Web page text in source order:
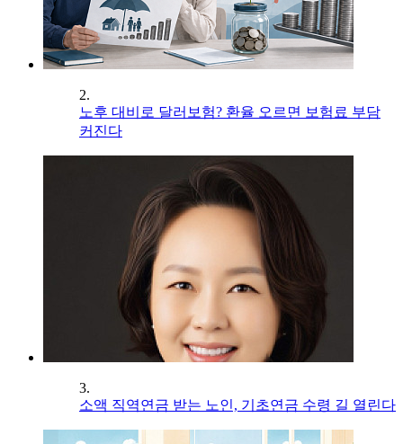
2.
노후 대비로 달러보험? 환율 오르면 보험료 부담
커진다
3.
소액 직역연금 받는 노인, 기초연금 수령 길 열린다